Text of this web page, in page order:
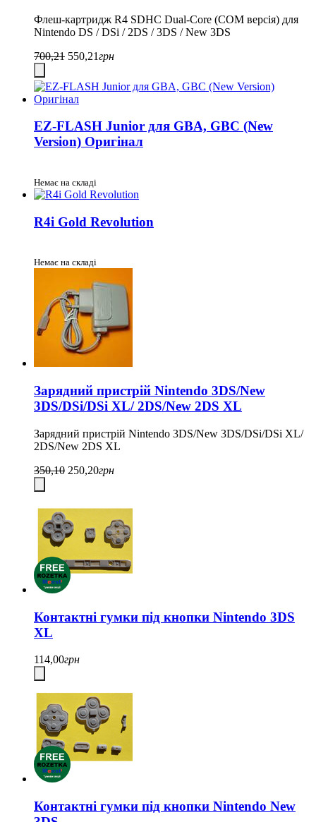
Флеш-картридж R4 SDHC Dual-Core (COM версія) для
Nintendo DS / DSi / 2DS / 3DS / New 3DS
700,21 550,21грн
EZ-FLASH Junior для GBA, GBC (New
Version) Оригінал
Немає на складі
R4i Gold Revolution
Немає на складі
Зарядний пристрій Nintendo 3DS/New
3DS/DSi/DSi XL/ 2DS/New 2DS XL
Зарядний пристрій Nintendo 3DS/New 3DS/DSi/DSi XL/
2DS/New 2DS XL
350,10 250,20грн
Контактні гумки під кнопки Nintendo 3DS
XL
114,00грн
Контактні гумки під кнопки Nintendo New